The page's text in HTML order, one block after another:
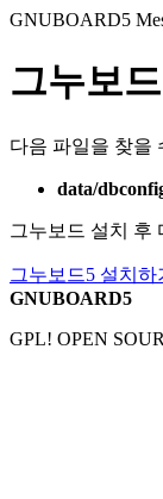
GNUBOARD5
그누보
다음 파일을 찾을
data/
그누보드 설치 후
그누보드5 설치하
GNUBOARD5
GPL! OPEN